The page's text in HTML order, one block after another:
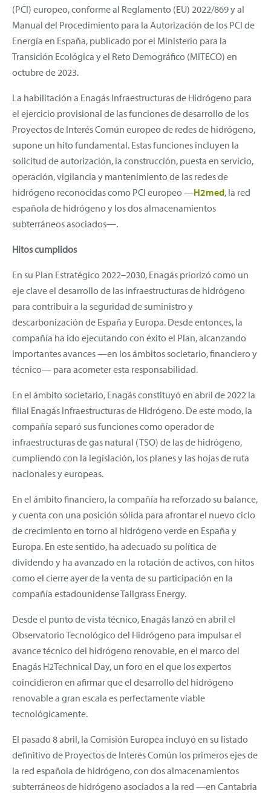
(PCI) europeo, conforme al Reglamento (EU) 2022/869 y al
Manual del Procedimiento para la Autorización de los PCI de
Energía en España, publicado por el Ministerio para la
Transición Ecológica y el Reto Demográfico (MITECO) en
octubre de 2023.
La habilitación a Enagás Infraestructuras de Hidrógeno para
el ejercicio provisional de las funciones de desarrollo de los
Proyectos de Interés Común europeo de redes de hidrógeno,
supone un hito fundamental. Estas funciones incluyen la
solicitud de autorización, la construcción, puesta en servicio,
operación, vigilancia y mantenimiento de las redes de
hidrógeno reconocidas como PCI europeo —H2med, la red
española de hidrógeno y los dos almacenamientos
subterráneos asociados—.
Hitos cumplidos
En su Plan Estratégico 2022–2030, Enagás priorizó como un
eje clave el desarrollo de las infraestructuras de hidrógeno
para contribuir a la seguridad de suministro y
descarbonización de España y Europa. Desde entonces, la
compañía ha ido ejecutando con éxito el Plan, alcanzando
importantes avances —en los ámbitos societario, financiero y
técnico— para acometer esta responsabilidad.
En el ámbito societario, Enagás constituyó en abril de 2022 la
filial Enagás Infraestructuras de Hidrógeno. De este modo, la
compañía separó sus funciones como operador de
infraestructuras de gas natural (TSO) de las de hidrógeno,
cumpliendo con la legislación, los planes y las hojas de ruta
nacionales y europeas.
En el ámbito financiero, la compañía ha reforzado su balance,
y cuenta con una posición sólida para afrontar el nuevo ciclo
de crecimiento en torno al hidrógeno verde en España y
Europa. En este sentido, ha adecuado su política de
dividendo y ha avanzado en la rotación de activos, con hitos
como el cierre ayer de la venta de su participación en la
compañía estadounidense Tallgrass Energy.
Desde el punto de vista técnico, Enagás lanzó en abril el
Observatorio Tecnológico del Hidrógeno para impulsar el
avance técnico del hidrógeno renovable, en el marco del
Enagás H2Technical Day, un foro en el que los expertos
coincidieron en afirmar que el desarrollo del hidrógeno
renovable a gran escala es perfectamente viable
tecnológicamente.
El pasado 8 abril, la Comisión Europea incluyó en su listado
definitivo de Proyectos de Interés Común los primeros ejes de
la red española de hidrógeno, con dos almacenamientos
subterráneos de hidrógeno asociados a la red —en Cantabria